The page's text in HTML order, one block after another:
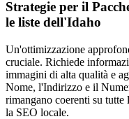
Strategie per il
le liste dell'Idaho
Un'ottimizzazione
cruciale. Richiede
immagini di alta qualità e
Nome, l'Indirizzo e il
rimangano coerenti su tutte
la SEO locale.